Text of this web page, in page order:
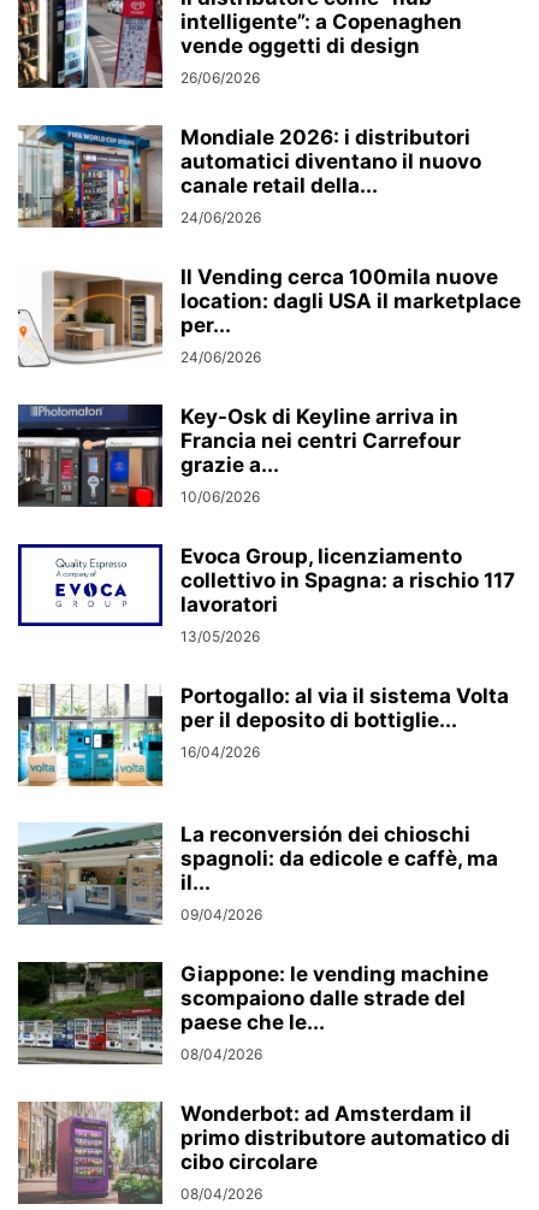
intelligente”: a Copenaghen
vende oggetti di design
26/06/2026
Mondiale 2026: i distributori
automatici diventano il nuovo
canale retail della...
24/06/2026
Il Vending cerca 100mila nuove
location: dagli USA il marketplace
per...
24/06/2026
Key-Osk di Keyline arriva in
Francia nei centri Carrefour
grazie a...
10/06/2026
Evoca Group, licenziamento
collettivo in Spagna: a rischio 117
lavoratori
13/05/2026
Portogallo: al via il sistema Volta
per il deposito di bottiglie...
16/04/2026
La reconversión dei chioschi
spagnoli: da edicole e caffè, ma
il...
09/04/2026
Giappone: le vending machine
scompaiono dalle strade del
paese che le...
08/04/2026
Wonderbot: ad Amsterdam il
primo distributore automatico di
cibo circolare
08/04/2026